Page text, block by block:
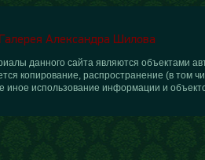
Александра Шилова
данного сайта являются объектами
копирование, распространение (в том
иное использование информации и